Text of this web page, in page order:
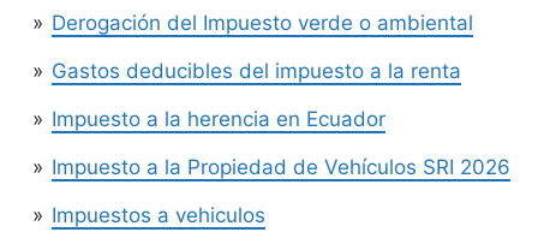
Derogación del Impuesto verde o ambiental
Gastos deducibles del impuesto a la renta
Impuesto a la herencia en Ecuador
Impuesto a la Propiedad de Vehículos SRI 2026
Impuestos a vehiculos